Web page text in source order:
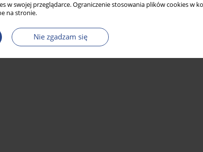
w swojej przeglądarce. Ograniczenie stosowania plików cookies w
na stronie.
Nie zgadzam się